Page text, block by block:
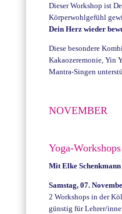
Dieser Workshop ist
Körperwohlgefühl
Dein Herz wieder
Diese besondere
Kakaozeremonie, Yin
Mantra-Singen
NOVEMBER
Yoga-
Mit Elke Schenkmann
Samstag, 07.
2 Workshops in der
günstig für Lehrer/